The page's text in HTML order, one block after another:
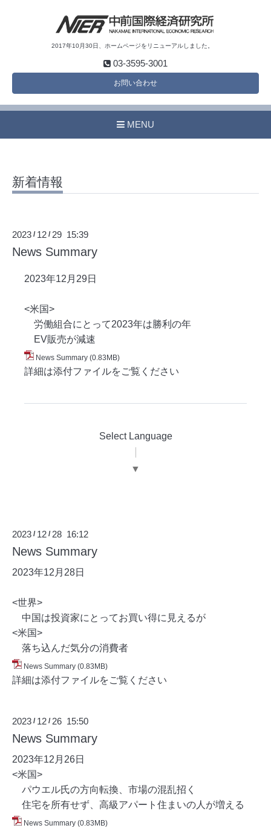
2017年10月30日、ホームページをリニューアルしました。
03-3595-3001
お問い合わせ
MENU
新着情報
2023 / 12 / 29 15:39
News Summary
2023年12月29日
<米国>
労働組合にとって2023年は勝利の年
EV販売が減速
News Summary (0.83MB)
詳細は添付ファイルをご覧ください
Select Language
▼
2023 / 12 / 28 16:12
News Summary
2023年12月28日
<世界>
中国は投資家にとってお買い得に見えるが
<米国>
落ち込んだ気分の消費者
News Summary (0.83MB)
詳細は添付ファイルをご覧ください
2023 / 12 / 26 15:50
News Summary
2023年12月26日
<米国>
パウエル氏の方向転換、市場の混乱招く
住宅を所有せず、高級アパート住まいの人が増える
News Summary (0.83MB)